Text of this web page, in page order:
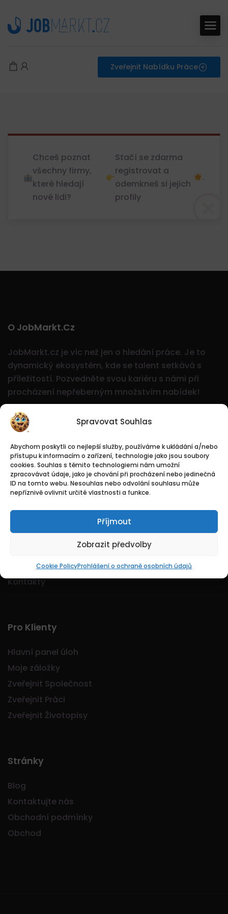
Spravovat Souhlas
Abychom poskytli co nejlepší služby, používáme k ukládání a/nebo
přístupu k informacím o zařízení, technologie jako jsou soubory
cookies. Souhlas s těmito technologiemi nám umožní
zpracovávat údaje, jako je chování při procházení nebo jedinečná
ID na tomto webu. Nesouhlas nebo odvolání souhlasu může
nepříznivě ovlivnit určité vlastnosti a funkce.
Příjmout
Zobrazit předvolby
Cookie PolicyProhlášení o ochraně osobních údajů
Zveřejnit Nabídku Práce
Chceš poznat
všechny firmy,
které hledají
nové lidi?
Stačí se zdarma
registrovat a
odemkneš si jejich
profily
.
O JobMarkt.cz
JobMarkt.cz je víc než jen o hledání práce. Je to
dynamický ekosystém, kde se talent setkává s
příležitostí. Pozvedněte svou kariéru s námi při
procházení nepřeberným množstvím nabídek!
Logo Jobmarkt.cz ® je registrovaná ochranná
známka.
Kontakty
Pro Klienty
Hlavní panel úloh
Moje záložky
Zveřejnit Společnost
Zveřejnit Práci
Zveřejnit Životopisy
Stránky
Blog
Kontaktujte nás
Obchodní podmínky
Obchod